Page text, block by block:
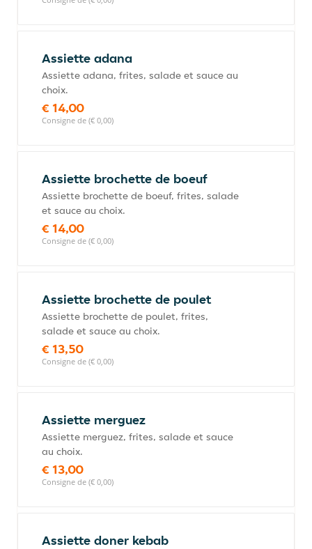
Assiette adana
Assiette adana, frites, salade et sauce au
choix.
€ 14,00
Consigne de (€ 0,00)
Assiette brochette de boeuf
Assiette brochette de boeuf, frites, salade
et sauce au choix.
€ 14,00
Consigne de (€ 0,00)
Assiette brochette de poulet
Assiette brochette de poulet, frites,
salade et sauce au choix.
€ 13,50
Consigne de (€ 0,00)
Assiette merguez
Assiette merguez, frites, salade et sauce
au choix.
€ 13,00
Consigne de (€ 0,00)
Assiette doner kebab